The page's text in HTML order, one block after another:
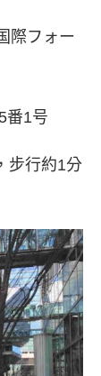
際フォー
番1号
步行約1分